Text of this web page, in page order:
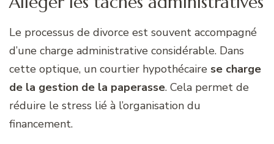
Le processus de divorce est souvent accompagné
d’une charge administrative considérable. Dans
cette optique, un courtier hypothécaire se charge
de la gestion de la paperasse. Cela permet de
réduire le stress lié à l’organisation du
financement.